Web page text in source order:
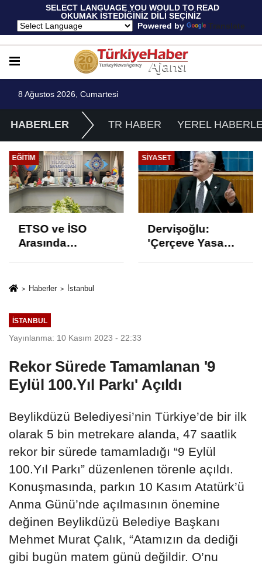
SELECT LANGUAGE YOU WOULD TO READ
OKUMAK İSTEDİĞİNİZ DİLİ SEÇİNİZ
Powered by
Translate
8 Ağustos 2026, Cumartesi
HABERLER TR HABER YEREL
EĞITIM
ETSO ve İSO
Arasında
Protokolü
SIYASET
Dervişoğlu:
'Çerçeve Yasa
Haberler İstanbul
İSTANBUL
Yayınlanma: 10 Kasım 2023 - 22:33
Rekor Sürede Tamamlanan '9
Eylül 100.Yıl Parkı' Açıldı
Beylikdüzü Belediyesi’nin Türkiye’de bir ilk
olarak 5 bin metrekare alanda, 47 saatlik
rekor bir sürede tamamladığı “9 Eylül
100.Yıl Parkı” düzenlenen törenle açıldı.
Konuşmasında, parkın 10 Kasım Atatürk’ü
Anma Günü’nde açılmasının önemine
değinen Beylikdüzü Belediye Başkanı
Mehmet Murat Çalık, “Atamızın da dediği
gibi bugün matem günü değildir. O’nu